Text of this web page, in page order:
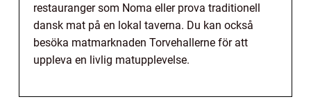
restauranger som Noma eller prova traditionell
dansk mat på en lokal taverna. Du kan också
besöka matmarknaden Torvehallerne för att
uppleva en livlig matupplevelse.